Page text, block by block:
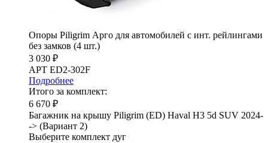
Опоры Piligrim Арго для автомобилей с инт. рейлингами
без замков (4 шт.)
3 030 ₽
АРТ ED2-302F
Подробнее
Итого за комплект:
6 670 ₽
Багажник на крышу Piligrim (ED) Haval H3 5d SUV 2024-
-> (Вариант 2)
Выберите комплект дуг